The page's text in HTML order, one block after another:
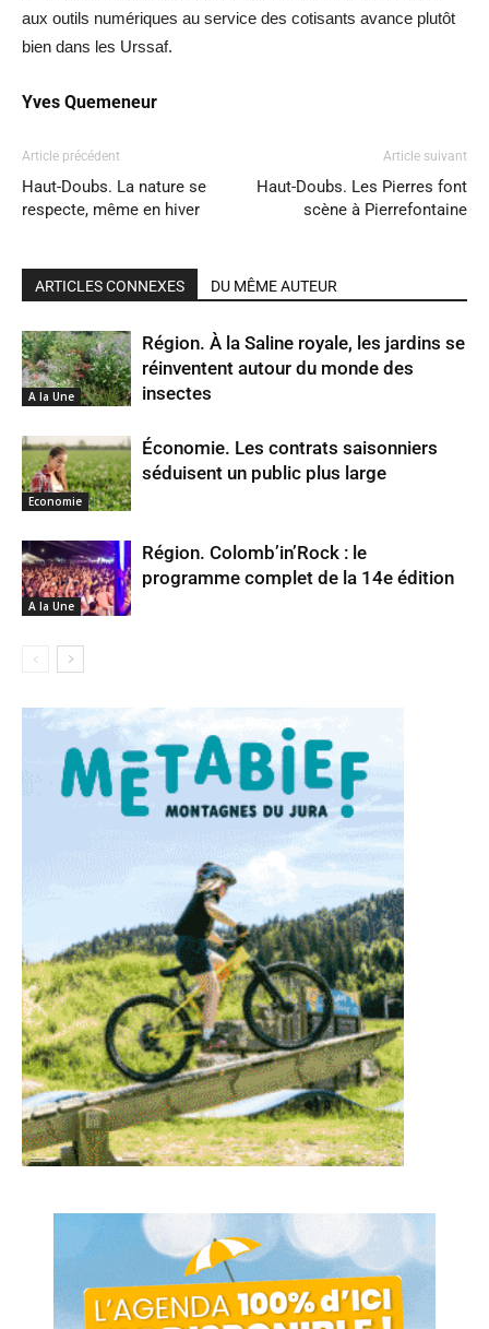
aux outils numériques au service des cotisants avance plutôt
bien dans les Urssaf.
Yves Quemeneur
Article précédent
Haut-Doubs. La nature se
respecte, même en hiver
Article suivant
Haut-Doubs. Les Pierres font
scène à Pierrefontaine
ARTICLES CONNEXES DU MÊME AUTEUR
A la Une
Région. À la Saline royale, les jardins se
réinventent autour du monde des
insectes
Economie
Économie. Les contrats saisonniers
séduisent un public plus large
A la Une
Région. Colomb’in’Rock : le
programme complet de la 14e édition